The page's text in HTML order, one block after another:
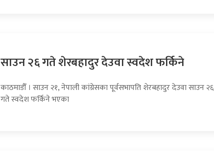
साउन २६ गते शेरबहादुर देउवा स्वदेश फर्किने
काठमाडौँ । साउन २१, नेपाली कांग्रेसका पूर्वसभापति शेरबहादुर देउवा साउन २६
गते स्वदेश फर्किने भएका